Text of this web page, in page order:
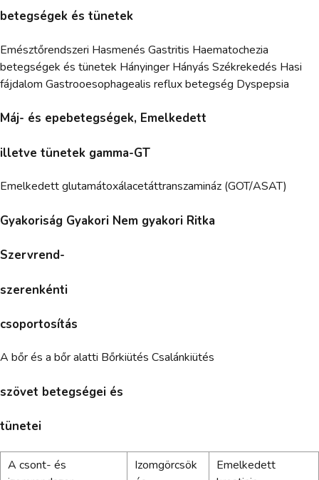
betegségek és tünetek
Emésztőrendszeri Hasmenés Gastritis Haematochezia
betegségek és tünetek Hányinger Hányás Székrekedés Hasi
fájdalom Gastrooesophagealis reflux betegség Dyspepsia
Máj- és epebetegségek, Emelkedett
illetve tünetek gamma-GT
Emelkedett glutamátoxálacetáttranszamináz (GOT/ASAT)
Gyakoriság Gyakori Nem gyakori Ritka
Szervrend-
szerenkénti
csoportosítás
A bőr és a bőr alatti Bőrkiütés Csalánkiütés
szövet betegségei és
tünetei
A csont- és
Izomgörcsök
Emelkedett